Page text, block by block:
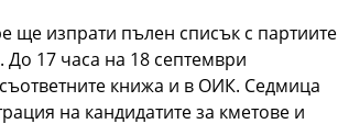
ще изпрати пълен списък с партиите
17 часа на 18 септември
книжа и в ОИК. Седмица
на кандидатите за кметове и